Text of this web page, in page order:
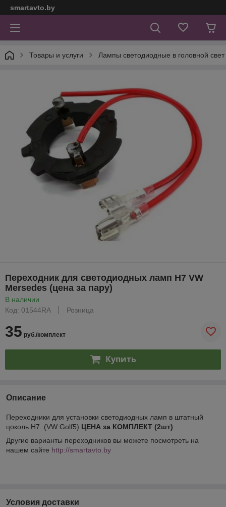
smartavto.by
Товары и услуги Лампы светодиодные в головной
Переходник для светодиодных ламп H7 VW
Mersedes (цена за пару)
В наличии
Код: 01544RA
Розница
35 руб./комплект
Купить
Описание
Переходники для установки светодиодных ламп в штатный
цоколь H7. (VW Golf5) ЦЕНА за КОМПЛЕКТ (2шт)
Другие варианты переходников вы можете посмотреть на
нашем сайте http://smartavto.by
Условия доставки